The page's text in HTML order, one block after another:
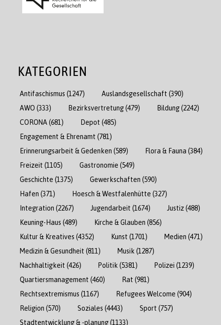
KATEGORIEN
Antifaschismus (1247) Auslandsgesellschaft (390)
AWO (333) Bezirksvertretung(479) Bildung(2242)
CORONA (681) Depot (485)
Engagement & Ehrenamt (781)
Erinnerungsarbeit & Gedenken (589) Flora & Fauna (384)
Freizeit (1105) Gastronomie (549)
Geschichte (1375) Gewerkschaften (590)
Hafen (371) Hoesch & Westfalenhütte (327)
Integration (2267) Jugendarbeit (1674) Justiz(488)
Keuning-Haus (489) Kirche & Glauben (856)
Kultur & Kreatives (4352) Kunst (1701) Medien (471)
Medizin & Gesundheit (811) Musik (1287)
Nachhaltigkeit (426) Politik (5381) Polizei (1239)
Quartiersmanagement (460) Rat (981)
Rechtsextremismus (1167) Refugees Welcome (904)
Religion (570) Soziales (4443) Sport (757)
Stadtentwicklung & -planung(1133)